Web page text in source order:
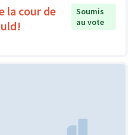
la cour de
Soumis
au vote